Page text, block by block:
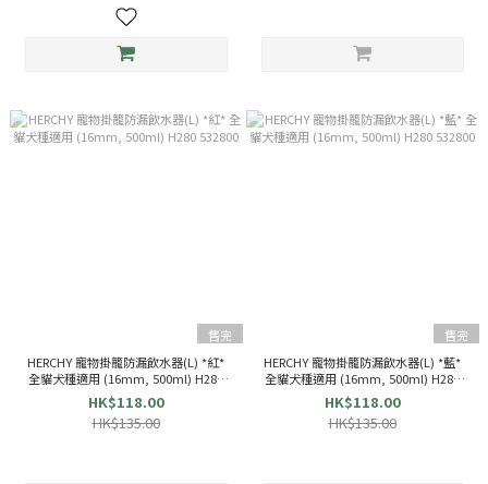
售完
HERCHY 寵物掛籠防漏飲水器(L) *紅*
全貓犬種適用 (16mm, 500ml) H280
532800
HK$118.00
HK$135.00
售完
HERCHY 寵物掛籠防漏飲水器(L) *藍*
全貓犬種適用 (16mm, 500ml) H280
532800
HK$118.00
HK$135.00